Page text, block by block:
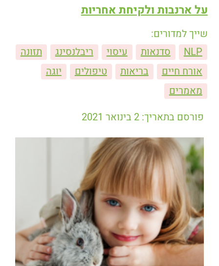
על ארנבות ולקיחת אחריות
שייך למדורים:
NLP
סדנאות עיסוי ריבלנסינג
תזונה
אורח חיים
בריאות טיפולים
יוגה
מאמרים
פורסם בתאריך: 2 בינואר 2021